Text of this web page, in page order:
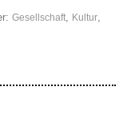
Gesellschaft, Kultur,